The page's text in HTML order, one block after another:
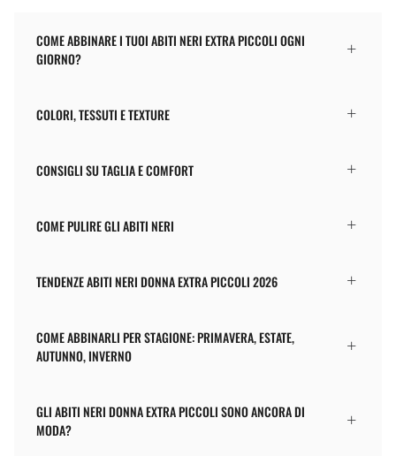
COME ABBINARE I TUOI ABITI NERI EXTRA PICCOLI OGNI
GIORNO?
COLORI, TESSUTI E TEXTURE
CONSIGLI SU TAGLIA E COMFORT
COME PULIRE GLI ABITI NERI
TENDENZE ABITI NERI DONNA EXTRA PICCOLI 2026
COME ABBINARLI PER STAGIONE: PRIMAVERA, ESTATE,
AUTUNNO, INVERNO
GLI ABITI NERI DONNA EXTRA PICCOLI SONO ANCORA DI
MODA?